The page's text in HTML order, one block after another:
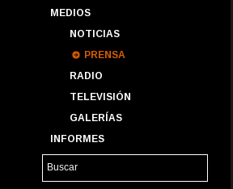
MEDIOS
NOTICIAS
PRENSA
RADIO
TELEVISIÓN
GALERÍAS
INFORMES